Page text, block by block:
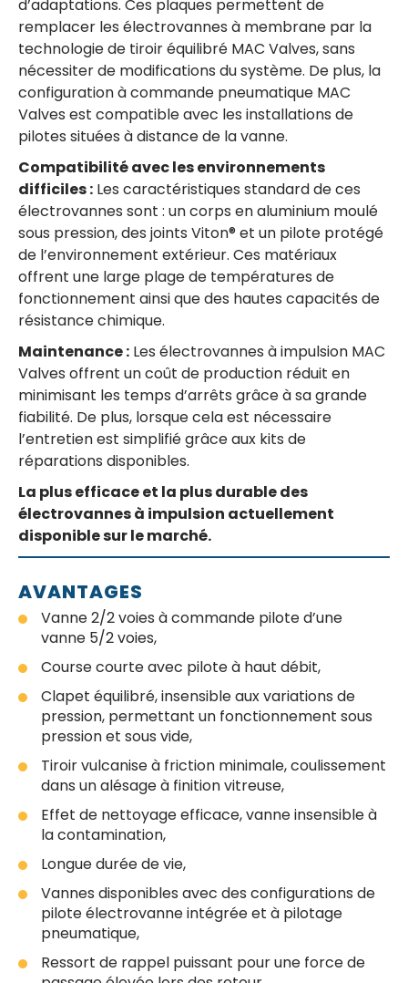
d’adaptations. Ces plaques permettent de
remplacer les électrovannes à membrane par la
technologie de tiroir équilibré MAC Valves, sans
nécessiter de modifications du système. De plus, la
configuration à commande pneumatique MAC
Valves est compatible avec les installations de
pilotes situées à distance de la vanne.
Compatibilité avec les environnements
difficiles : Les caractéristiques standard de ces
électrovannes sont : un corps en aluminium moulé
sous pression, des joints Viton® et un pilote protégé
de l’environnement extérieur. Ces matériaux
offrent une large plage de températures de
fonctionnement ainsi que des hautes capacités de
résistance chimique.
Maintenance : Les électrovannes à impulsion MAC
Valves offrent un coût de production réduit en
minimisant les temps d’arrêts grâce à sa grande
fiabilité. De plus, lorsque cela est nécessaire
l’entretien est simplifié grâce aux kits de
réparations disponibles.
La plus efficace et la plus durable des
électrovannes à impulsion actuellement
disponible sur le marché.
AVANTAGES
Vanne 2/2 voies à commande pilote d’une
vanne 5/2 voies,
Course courte avec pilote à haut débit,
Clapet équilibré, insensible aux variations de
pression, permettant un fonctionnement sous
pression et sous vide,
Tiroir vulcanise à friction minimale, coulissement
dans un alésage à finition vitreuse,
Effet de nettoyage efficace, vanne insensible à
la contamination,
Longue durée de vie,
Vannes disponibles avec des configurations de
pilote électrovanne intégrée et à pilotage
pneumatique,
Ressort de rappel puissant pour une force de